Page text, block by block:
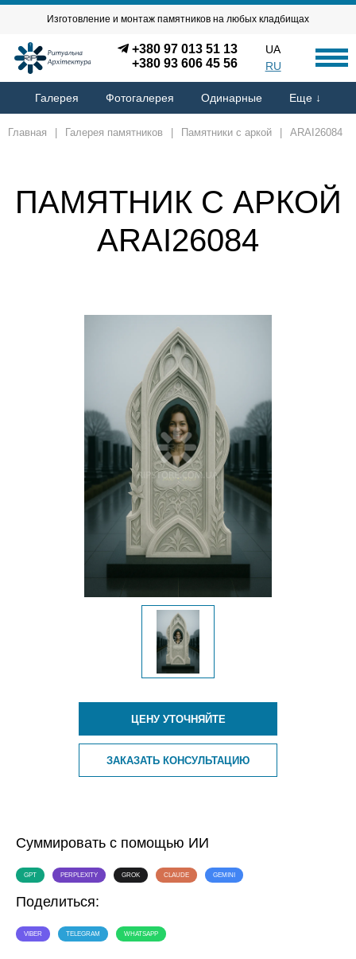
Изготовление и монтаж памятников на любых кладбищах
+380 97 013 51 13
+380 93 606 45 56
UA
RU
Галерея Фотогалерея Одинарные Еще ↓
Главная Галерея памятников Памятники с аркой ARAI26084
ПАМЯТНИК С АРКОЙ
ARAI26084
ЦЕНУ УТОЧНЯЙТЕ
ЗАКАЗАТЬ КОНСУЛЬТАЦИЮ
Суммировать с помощью ИИ
GPT PERPLEXITY GROK CLAUDE GEMINI
Поделиться:
VIBER TELEGRAM WHATSAPP